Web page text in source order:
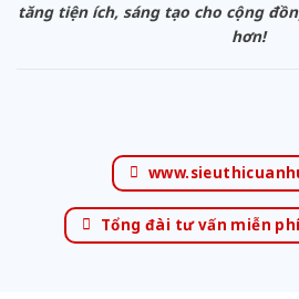
tăng tiện ích, sáng tạo cho cộng
hơn!
Tổng đài tư vấn miễn